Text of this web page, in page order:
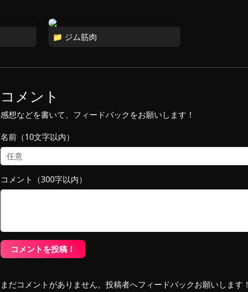
📁 ジム筋肉
コメント
感想などを書いて、フィードバックをお願いします！
名前（10文字以内）
コメント（300字以内）
コメントを投稿！
まだコメントがありません。投稿者へフィードバックお願いします！